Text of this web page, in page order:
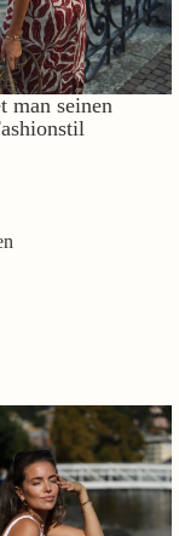
man seinen